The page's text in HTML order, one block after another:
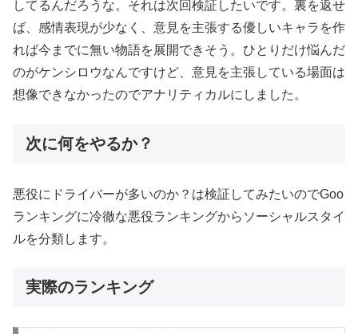
してるんだろうな。それは次回検証したいです。裏を返せ
ば、感情表現が少なく、意見を主張する優しいキャラを作
れば今までに無い物語を展開できそう。ひとりだけ悩んだ
のがケンシロウなんですけど、意見を主張している場面は
想像できなかったのでアナリティカルにしました。
次に何をやるか？
悪役にドライバーが多いのか？は検証してみたいのでGoo
ランキングに冷徹な悪役ランキングからソーシャルスタイ
ルを分類します。
実際のランキング